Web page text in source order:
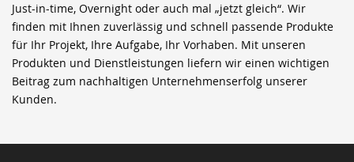
Just-in-time, Overnight oder auch mal „jetzt gleich“. Wir
finden mit Ihnen zuverlässig und schnell passende Produkte
für Ihr Projekt, Ihre Aufgabe, Ihr Vorhaben. Mit unseren
Produkten und Dienstleistungen liefern wir einen wichtigen
Beitrag zum nachhaltigen Unternehmenserfolg unserer
Kunden.